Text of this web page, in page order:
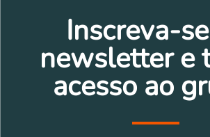
Inscreva-
newsletter e
acesso ao